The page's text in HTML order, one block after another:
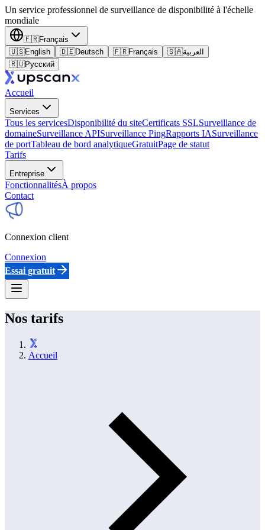
Un service professionnel de surveillance de disponibilité à l'échelle
mondiale
🇫🇷Français
🇺🇸English 🇩🇪Deutsch 🇫🇷Français 🇸🇦العربية
🇷🇺Русский
Accueil
Services
Tous les servicesDisponibilité du siteCertificats SSLSurveillance de
domaineSurveillance APISurveillance PingRapports IASurveillance
de portTableau de bord analytiqueGratuitPage de statut
Tarifs
Entreprise
FonctionnalitésÀ propos
Contact
Connexion client
Connexion
Essai gratuit
Nos tarifs
Accueil